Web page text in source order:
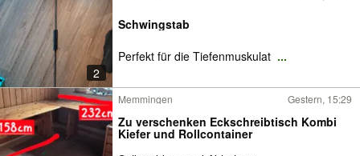
2
Schwingstab
Perfekt für die Tiefenmuskulat ...
Memmingen Gestern, 15:29
Zu verschenken Eckschreibtisch Kombi
Kiefer und Rollcontainer